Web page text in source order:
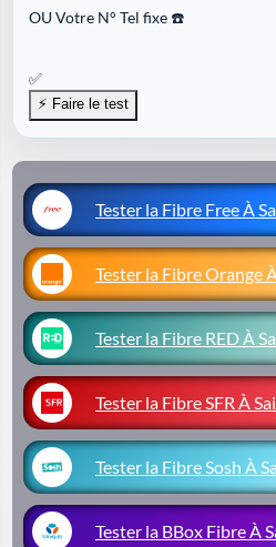
OUVotre N° Tel fixe ☎️
✅
Tester la Fibre Free À
Tester la Fibre Orange
Tester la Fibre RED À
Tester la Fibre SFR À
Tester la Fibre Sosh À
Tester la BBox Fibre À